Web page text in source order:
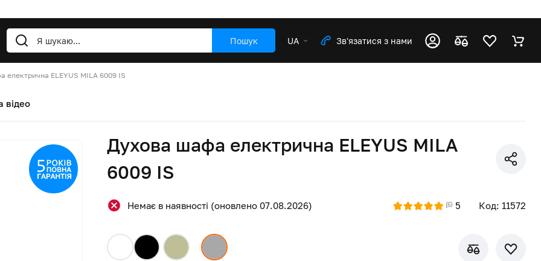
Пошук UA Зв'язатися з нами
електрична ELEYUS MILA 6009 IS
відео
Духова шафа електрична ELEYUS MILA
6009 IS
Немає в наявності (оновлено 07.08.2026) 5 Код: 11572